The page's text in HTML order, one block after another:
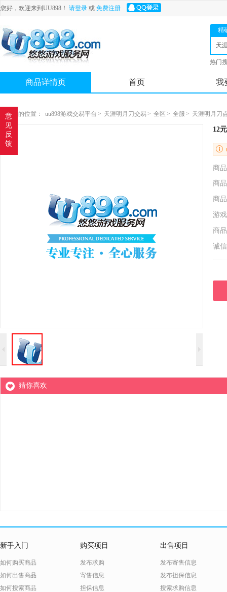
您好，欢迎来到UU898！ 请登录 或 免费注册
精
天
热门
商品详情页 首页 我
您现在的位置： uu898游戏交易平台 > 天涯明月刀交易 > 全区 > 全服 > 天涯明月刀
12
商
商
商
游
商
诚
猜你喜欢
新手入门
如何购买商品
如何出售商品
如何搜索商品
购买项目
发布求购
寄售信息
担保信息
出售项目
发布寄售信息
发布担保信息
搜索求购信息
意
见
反
馈